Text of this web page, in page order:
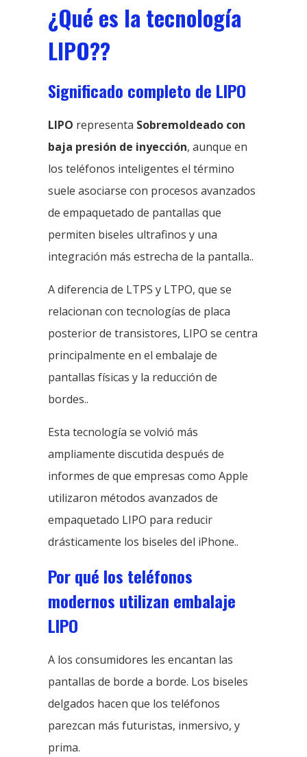
¿Qué es la tecnología
LIPO??
Significado completo de LIPO
LIPO representa Sobremoldeado con
baja presión de inyección, aunque en
los teléfonos inteligentes el término
suele asociarse con procesos avanzados
de empaquetado de pantallas que
permiten biseles ultrafinos y una
integración más estrecha de la pantalla..
A diferencia de LTPS y LTPO, que se
relacionan con tecnologías de placa
posterior de transistores, LIPO se centra
principalmente en el embalaje de
pantallas físicas y la reducción de
bordes..
Esta tecnología se volvió más
ampliamente discutida después de
informes de que empresas como Apple
utilizaron métodos avanzados de
empaquetado LIPO para reducir
drásticamente los biseles del iPhone..
Por qué los teléfonos
modernos utilizan embalaje
LIPO
A los consumidores les encantan las
pantallas de borde a borde. Los biseles
delgados hacen que los teléfonos
parezcan más futuristas, inmersivo, y
prima.